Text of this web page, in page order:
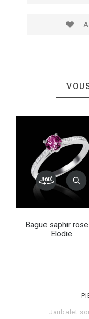
Bague saphir
Elodie
Jaubalet